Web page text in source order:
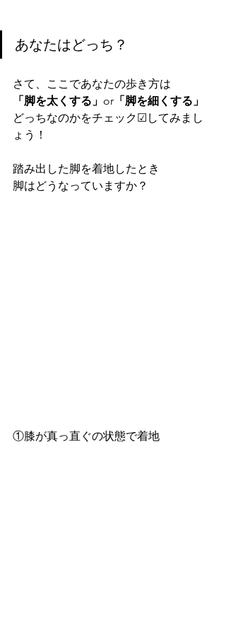
あなたはどっち？
さて、ここであなたの歩き方は
「脚を太くする」 or 「脚を細くする」
どっちなのかをチェック☑してみまし
ょう！
踏み出した脚を着地したとき
脚はどうなっていますか？
①膝が真っ直ぐの状態で着地